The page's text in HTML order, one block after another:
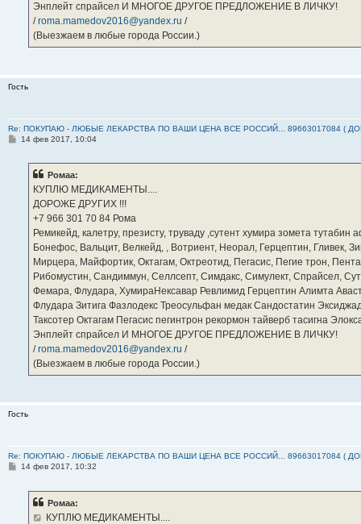
Энплейт спрайсел И МНОГОЕ ДРУГОЕ ПРЕДЛОЖЕНИЕ В ЛИЧКУ!
/roma.mamedov2016@yandex.ru /
(Выезжаем в любые города России.)
Гость
Re: ПОКУПАЮ - ЛЮБЫЕ ЛЕКАРСТВА ПО ВАШИ ЦЕНА ВСЕ РОССИЙ... 89663017084 (
С14 фев 2017, 10:04
Ромаа:
КУПЛЮ МЕДИКАМЕНТЫ....
ДОРОЖЕ ДРУГИХ !!!
‪+7 966 301 70 84‬ Рома
Ремикейд, калетру, презисту, труваду ,сутент хумира зомета
Бонефос, Вальцит, Велкейд, , Вотриент, Неорал, Герцептин, Гливек,
Мирцера, Майфортик, Октагам, Октреотид, Пегасис, Пегие трон,
Рибомустин, Сандиммун, Селлсепт, Симдакс, Симулект, Спрайсел,
Фемара, Флудара, ХумираНексавар Ревлимид Герцептин Алимта
Флудара Зитига Фазлодекс Треосульфан медак Сандостатин
Таксотер Октагам Пегасис пегинтрон рекормон тайверб тасигна
Энплейт спрайсел И МНОГОЕ ДРУГОЕ ПРЕДЛОЖЕНИЕ В ЛИЧКУ!
/roma.mamedov2016@yandex.ru /
(Выезжаем в любые города России.)
Гость
Re: ПОКУПАЮ - ЛЮБЫЕ ЛЕКАРСТВА ПО ВАШИ ЦЕНА ВСЕ РОССИЙ... 89663017084 (
С14 фев 2017, 10:32
Ромаа:
КУПЛЮ МЕДИКАМЕНТЫ....